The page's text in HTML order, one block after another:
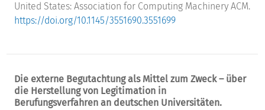
United States: Association for Computing Machinery ACM.
https://doi.org/10.1145/3551690.3551699
Die externe Begutachtung als Mittel zum Zweck – über
die Herstellung von Legitimation in
Berufungsverfahren an deutschen Universitäten.